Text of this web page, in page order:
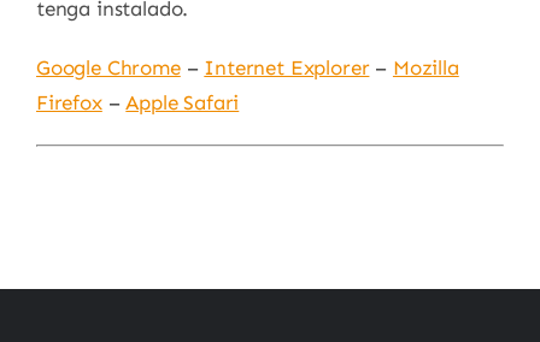
tenga instalado.
Google Chrome– Internet Explorer– Mozilla
Firefox–Apple Safari